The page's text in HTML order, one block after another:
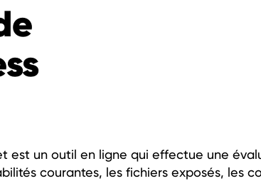
est un outil en ligne qui effectue une
courantes, les fichiers exposés, les